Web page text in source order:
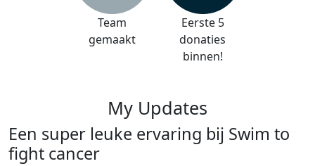
Team
gemaakt
Eerste 5
donaties
binnen!
My Updates
Een super leuke ervaring bij Swim to
fight cancer